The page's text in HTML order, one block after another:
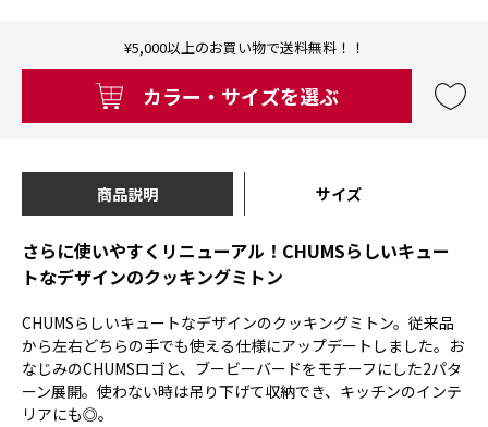
¥5,000以上のお買い物で送料無料！！
カラー・サイズを選ぶ
商品説明 サイズ
さらに使いやすくリニューアル！CHUMSらしいキュー
トなデザインのクッキングミトン
CHUMSらしいキュートなデザインのクッキングミトン。従来品
から左右どちらの手でも使える仕様にアップデートしました。お
なじみのCHUMSロゴと、ブービーバードをモチーフにした2パタ
ーン展開。使わない時は吊り下げて収納でき、キッチンのインテ
リアにも◎。